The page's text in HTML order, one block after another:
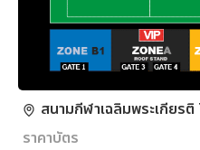
สนามกีฬาเฉลิมพระเกียร
ราคาบัตร